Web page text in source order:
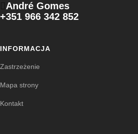
André Gomes
+351 966 342 852
INFORMACJA
Zastrzeżenie
Mapa strony
Kontakt